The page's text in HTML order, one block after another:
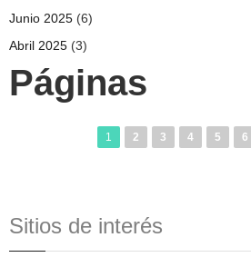
Junio 2025 (6)
Abril 2025 (3)
Páginas
1 2 3 4 5 6
Sitios de interés